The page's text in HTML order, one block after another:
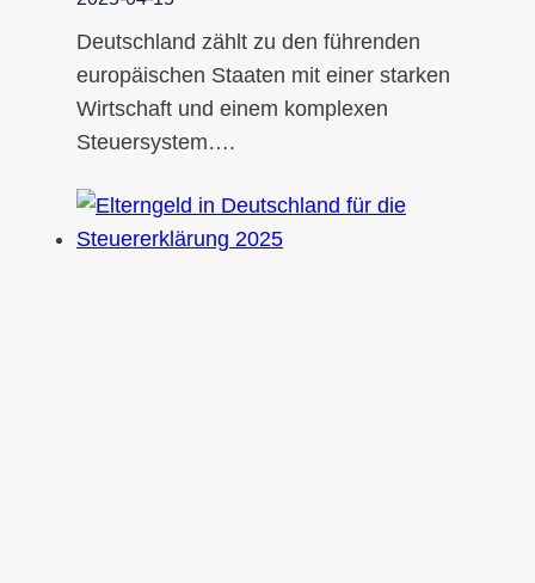
Deutschland zählt zu den führenden
europäischen Staaten mit einer starken
Wirtschaft und einem komplexen
Steuersystem….